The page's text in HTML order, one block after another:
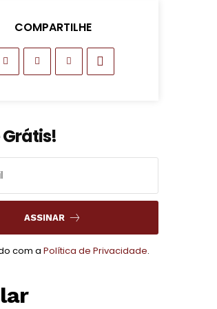
COMPARTILHE
ASSINAR
com a Política de Privacidade.